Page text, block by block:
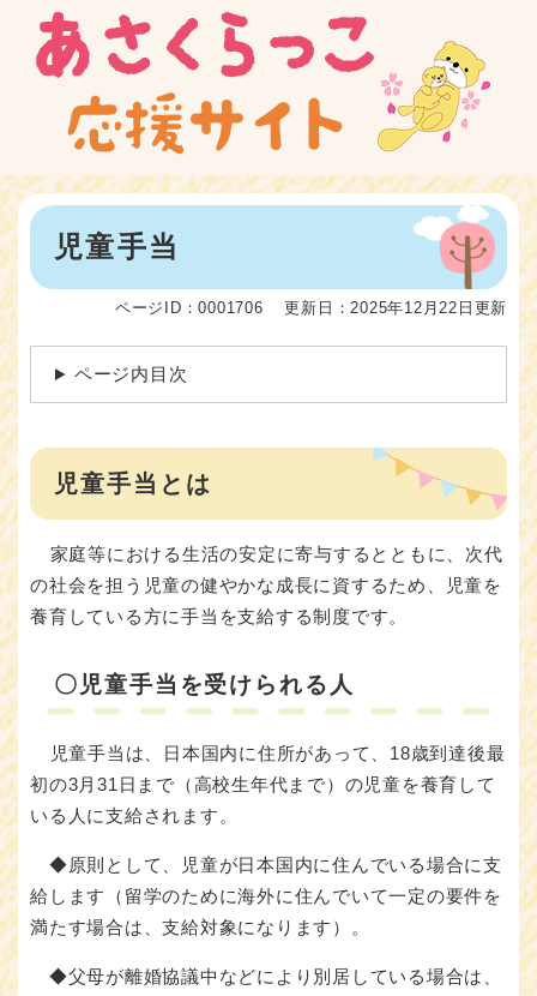
す
。
メニューを飛ばして本文へ
本
児童手当
ページID：0001706 更新日：2025年12月22日更新
ページ内目次
児童手当とは
家庭等における生活の安定に寄与するとともに、次代
の社会を担う児童の健やかな成長に資するため、児童を
養育している方に手当を支給する制度です。
〇児童手当を受けられる人
児童手当は、日本国内に住所があって、18歳到達後最
初の3月31日まで（高校生年代まで）の児童を養育して
いる人に支給されます。
◆原則として、児童が日本国内に住んでいる場合に支
給します（留学のために海外に住んでいて一定の要件を
満たす場合は、支給対象になります）。
◆父母が離婚協議中などにより別居している場合は、